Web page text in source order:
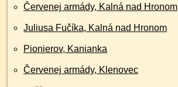
Červenej armády, Kalná nad Hronom
Juliusa Fučíka, Kalná nad Hronom
Pionierov, Kanianka
Červenej armády, Klenovec